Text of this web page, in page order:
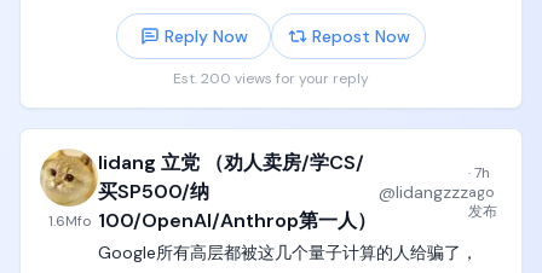
这怎么救？
他受不了了，非得回办公室。
这个项目，就是后来谷歌的AI大模型，Gemini。
现在回想起来，他觉得这才是正经事。
能重新找个技术出口搞点创造，比什么都强。
如果就那样一直退休？
Reply Now Repost Now
Est. 200 views for your reply
1.6Mfo
lidang 立党 （劝人卖房/学CS/
买SP500/纳
100/OpenAI/Anthrop第一人）
@lidangzzz
·7h
ago
发布
Google所有高层都被这几个量子计算的人给骗了，